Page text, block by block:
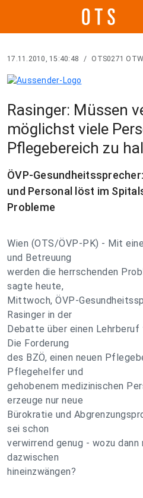
17.11.2010, 15:40:48 / OTS0271
Rasinger: Müssen
möglichst viele
Pflegebereich zu
ÖVP-
und Personal löst im
Probleme
Wien (OTS/ÖVP-PK) - Mit
und Betreuung
werden die herrschenden
sagte heute,
Mittwoch, ÖVP-
Rasinger in der
Debatte über einen
Die Forderung
des BZÖ, einen neuen
Pflegehelfer und
gehobenem medizinischen
erzeuge nur neue
Bürokratie und
sei schon
verwirrend genug - wozu dann
dazwischen
hineinzwängen?